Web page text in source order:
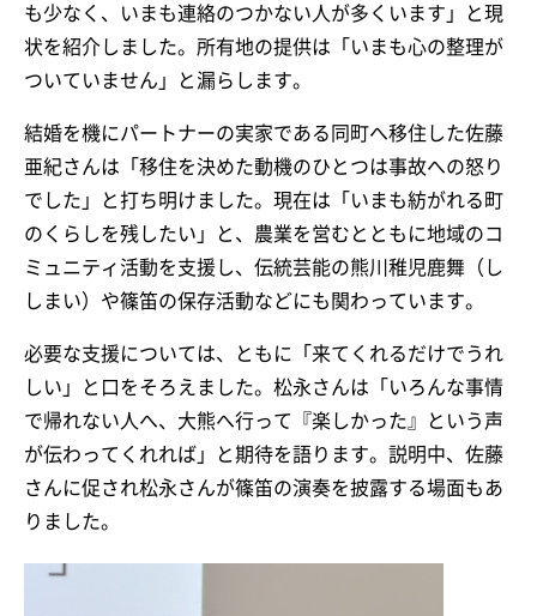
も少なく、いまも連絡のつかない人が多くいます」と現
状を紹介しました。所有地の提供は「いまも心の整理が
ついていません」と漏らします。
結婚を機にパートナーの実家である同町へ移住した佐藤
亜紀さんは「移住を決めた動機のひとつは事故への怒り
でした」と打ち明けました。現在は「いまも紡がれる町
のくらしを残したい」と、農業を営むとともに地域のコ
ミュニティ活動を支援し、伝統芸能の熊川稚児鹿舞（し
しまい）や篠笛の保存活動などにも関わっています。
必要な支援については、ともに「来てくれるだけでうれ
しい」と口をそろえました。松永さんは「いろんな事情
で帰れない人へ、大熊へ行って『楽しかった』という声
が伝わってくれれば」と期待を語ります。説明中、佐藤
さんに促され松永さんが篠笛の演奏を披露する場面もあ
りました。